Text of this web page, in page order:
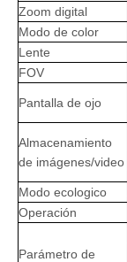
Zoom digital
Modo de color
Lente
FOV
Pantalla de ojo
Almacenamiento
de imágenes/video
Modo ecologico
Operación
Parámetro de